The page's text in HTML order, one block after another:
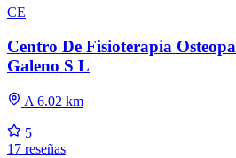
CE
Centro De Fisioterapia
Galeno S L
A 6.02 km
5
17 reseñas